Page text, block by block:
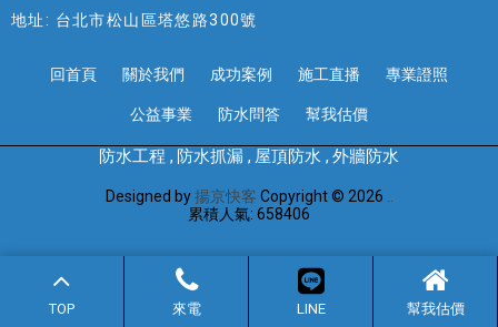
TOP 來電 LINE 幫我估價
地址: 台北市松山區塔悠路300號
回首頁 關於我們 成功案例 施工直播 專業證照
公益事業 防水問答 幫我估價
防水工程 防水抓漏 屋頂防水 外牆防水
Designed by揚京快客 Copyright © 2026
累積人氣: 658406